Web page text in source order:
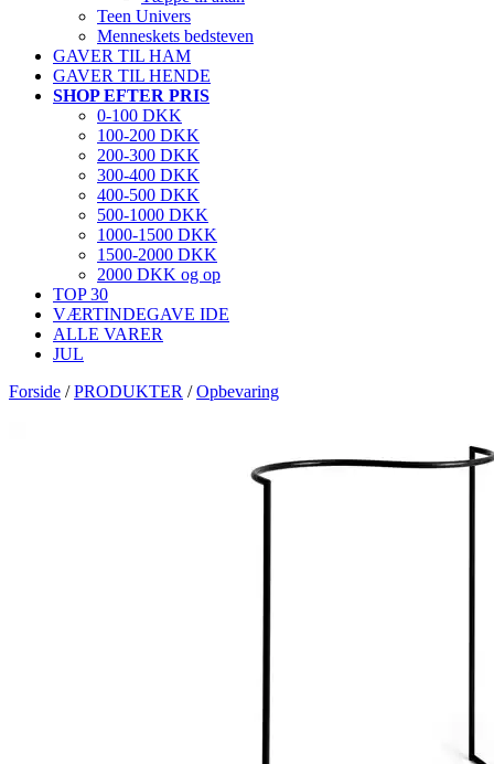
Teen Univers
Menneskets bedsteven
GAVER TIL HAM
GAVER TIL HENDE
SHOP EFTER PRIS
0-100 DKK
100-200 DKK
200-300 DKK
300-400 DKK
400-500 DKK
500-1000 DKK
1000-1500 DKK
1500-2000 DKK
2000 DKK og op
TOP 30
VÆRTINDEGAVE IDE
ALLE VARER
JUL
Forside /PRODUKTER /Opbevaring